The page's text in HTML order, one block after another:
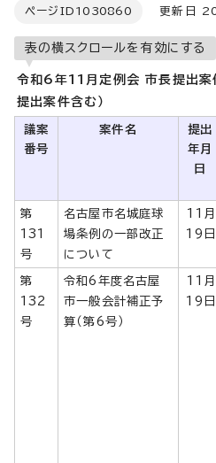
ページID 1030860 更新日
表の横スクロールを有効にする
令和6年11月定例会 市長提出案
提出案件含む）
議案
番号
案件名
提出
年月
日
第
131
号
名古屋市名城庭球
場条例の一部改正
について
11月
19日
第
132
号
令和6年度名古屋
市一般会計補正予
算（第6号）
11月
19日